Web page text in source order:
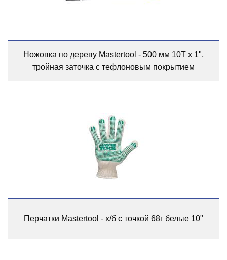
Ножовка по дереву Mastertool - 500 мм 10T х 1",
тройная заточка с тефлоновым покрытием
Перчатки Mastertool - х/б с точкой 68г белые 10"